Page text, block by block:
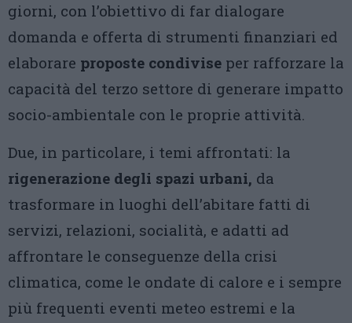
giorni, con l’obiettivo di far dialogare
domanda e offerta di strumenti finanziari ed
elaborare proposte condivise per rafforzare la
capacità del terzo settore di generare impatto
socio-ambientale con le proprie attività.
Due, in particolare, i temi affrontati: la
rigenerazione degli spazi urbani, da
trasformare in luoghi dell’abitare fatti di
servizi, relazioni, socialità, e adatti ad
affrontare le conseguenze della crisi
climatica, come le ondate di calore e i sempre
più frequenti eventi meteo estremi e la